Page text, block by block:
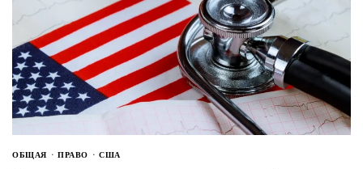
ОБЩАЯ ПРАВО США